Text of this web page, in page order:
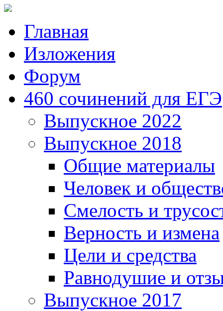
Главная
Изложения
Форум
460 сочинений для ЕГЭ
Выпускное 2022
Выпускное 2018
Общие материалы
Человек и
Смелость и
Верность и измена
Цели и средства
Равнодушие и
Выпускное 2017